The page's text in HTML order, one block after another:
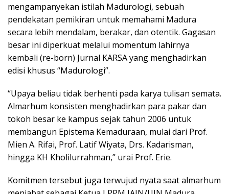
mengampanyekan istilah Madurologi, sebuah
pendekatan pemikiran untuk memahami Madura
secara lebih mendalam, berakar, dan otentik. Gagasan
besar ini diperkuat melalui momentum lahirnya
kembali (re-born) Jurnal KARSA yang menghadirkan
edisi khusus “Madurologi”.
“Upaya beliau tidak berhenti pada karya tulisan semata.
Almarhum konsisten menghadirkan para pakar dan
tokoh besar ke kampus sejak tahun 2006 untuk
membangun Epistema Kemaduraan, mulai dari Prof.
Mien A. Rifai, Prof. Latif Wiyata, Drs. Kadarisman,
hingga KH Kholilurrahman,” urai Prof. Erie.
Komitmen tersebut juga terwujud nyata saat almarhum